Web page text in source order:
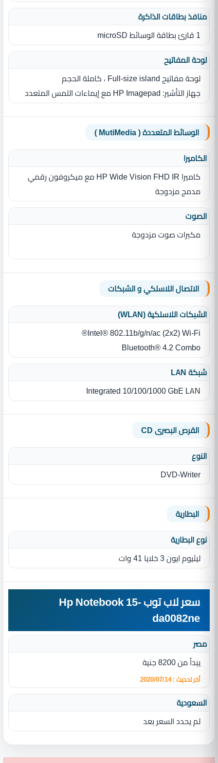
منافذ بطاقات الذاكرة
1 قارئ بطاقة الوسائط microSD
لوحة المفاتيح
لوحة مفاتيح Full-size island ، كاملة الحجم
جهاز التأشير: HP Imagepad مع إيماءات اللمس المتعدد
الوسائط المتعددة ( MutiMedia )
الكاميرا
كاميرا HP Wide Vision FHD IR مع ميكروفون رقمي
مدمج مزدوجة
الصوت
مكبرات صوت مزدوجة
الاتصال اللاسلكي و الشبكات
الشبكات اللاسلكية (WLAN)
Intel® 802.11b/g/n/ac (2x2) Wi-Fi®
Bluetooth® 4.2 Combo
شبكة LAN
Integrated 10/100/1000 GbE LAN
القرص البصرى CD
النوع
DVD-Writer
البطارية
نوع البطارية‏
ليثيوم ايون 3 خلايا 41 وات
سعر لاب توب Hp Notebook 15-
da0082ne
مصر
يبدأ من 8200 جنية
أخر تحديث : 2020/07/14
السعودية
لم يحدد السعر بعد